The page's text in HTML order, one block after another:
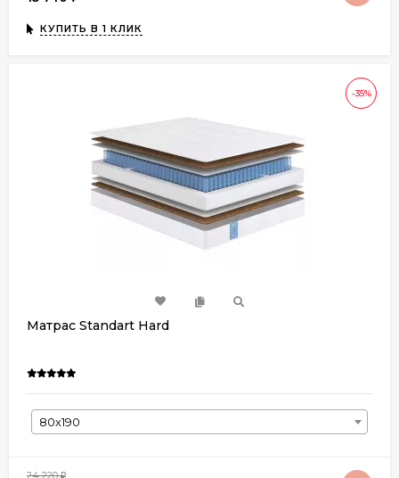
КУПИТЬ В 1 КЛИК
-35%
Матрас Standart Hard
80х190
₽